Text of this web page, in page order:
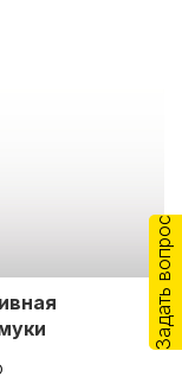
Задать вопрос